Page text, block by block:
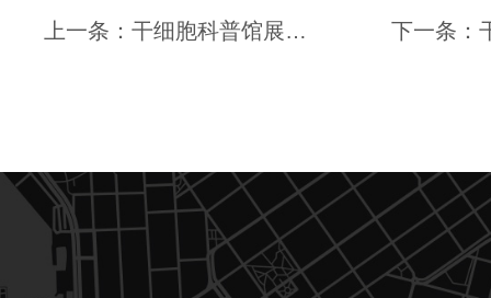
上一条：干细胞科普馆展厅内容：从多能到全能：干细胞技术的四次进化，如何改写人类健康未来？｜思威图数字｜生物科技展厅｜再生医学展厅